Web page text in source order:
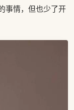
事情，但也少了开